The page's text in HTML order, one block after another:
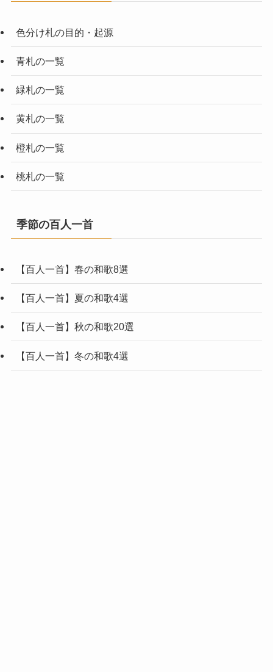
色分け札の目的・起源
青札の一覧
緑札の一覧
黄札の一覧
橙札の一覧
桃札の一覧
季節の百人一首
【百人一首】春の和歌8選
【百人一首】夏の和歌4選
【百人一首】秋の和歌20選
【百人一首】冬の和歌4選